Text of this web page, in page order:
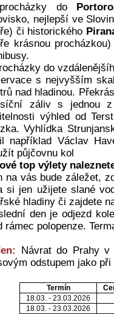
do
nejlepší ve
či historického
krásnou
do
s nejvyšším
nad hladinou.
záliv s jednou
výhled od
Vyhlídka
například Václav
půjčovnu kol
top výlety
na vás bude záležet,
si jen užijete slané
hladiny či zajdete
den je odjezd
rámec polopenze.
Návrat do Prahy
odstupem jako při
Termín
18.03. - 23.03.2026
18.03. - 23.03.2026